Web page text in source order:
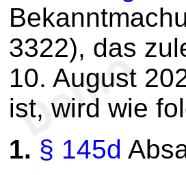
3322), das
10. August
ist, wird wie
1. § 145d